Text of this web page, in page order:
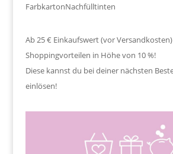
FarbkartonNachfülltinten
Ab 25 € Einkaufswert (vor
Shoppingvorteilen in Höhe von 10 %!
Diese kannst du bei deiner nächsten
einlösen!